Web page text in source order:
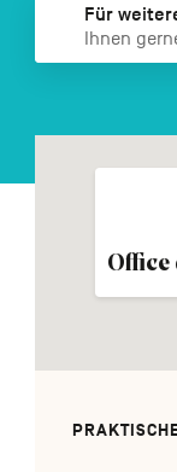
Navigation
secondaire
Für
Ihnen
Office